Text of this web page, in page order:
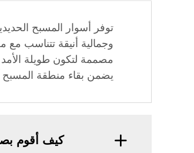
توفر أسوار المسبح
وجمالية أنيقة تتناسب مع
مصممة لتكون طويلة
يضمن بقاء منطقة المسبح
كيف أقوم